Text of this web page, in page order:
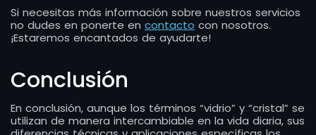
Si necesitas más información sobre nuestros servicios
no dudes en ponerte en contacto con nosotros.
¡Estaremos encantados de ayudarte!
Conclusión
En conclusión, aunque los términos “vidrio” y “cristal” se
utilizan de manera intercambiable en la vida diaria, sus